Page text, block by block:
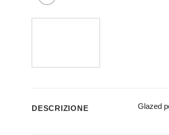
DESCRIZIONE Glazed